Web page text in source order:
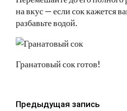
на вкус — если сок кажется
разбавьте водой.
Гранатовый сок готов!
Предыдущая запись